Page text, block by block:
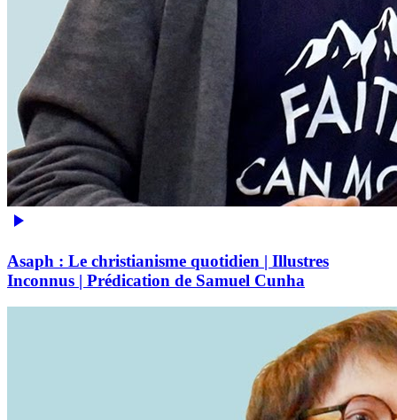
Asaph : Le christianisme quotidien | Illustres
Inconnus | Prédication de Samuel Cunha